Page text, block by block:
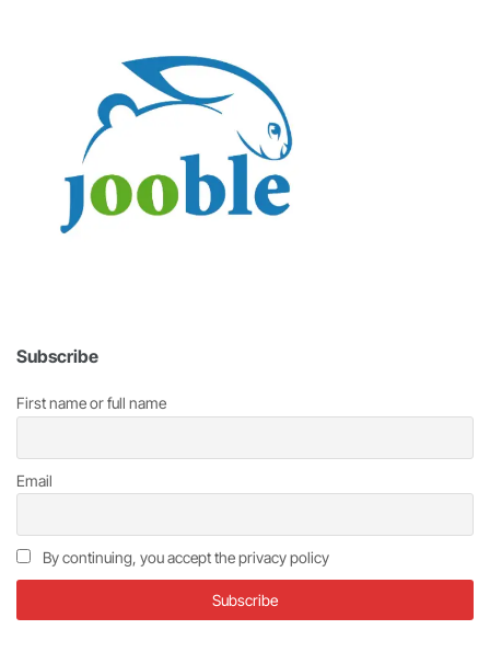
Subscribe
First name or full name
Email
By continuing, you accept the privacy policy